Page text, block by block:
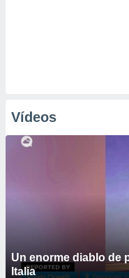
Vídeos
Un enorme diablo de
Italia